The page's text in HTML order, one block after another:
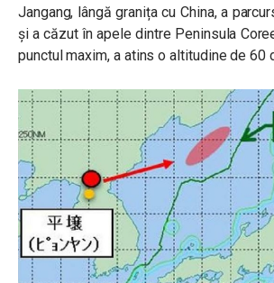
Jangang, lângă granița cu China, a
și a căzut în apele dintre Peninsula
punctul maxim, a atins o altitudine de 60